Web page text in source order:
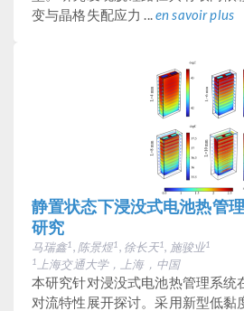
变与晶格失配应力 ...en savoir plus
静置状态下浸没式电池热管
研究
马瑞鑫1 , 陈景煜1 , 徐长天1 , 施骏业1
1
上海交通大学，上海，中国
本研究针对浸没式电池热管理系统
对流特性展开探讨。采用新型低黏